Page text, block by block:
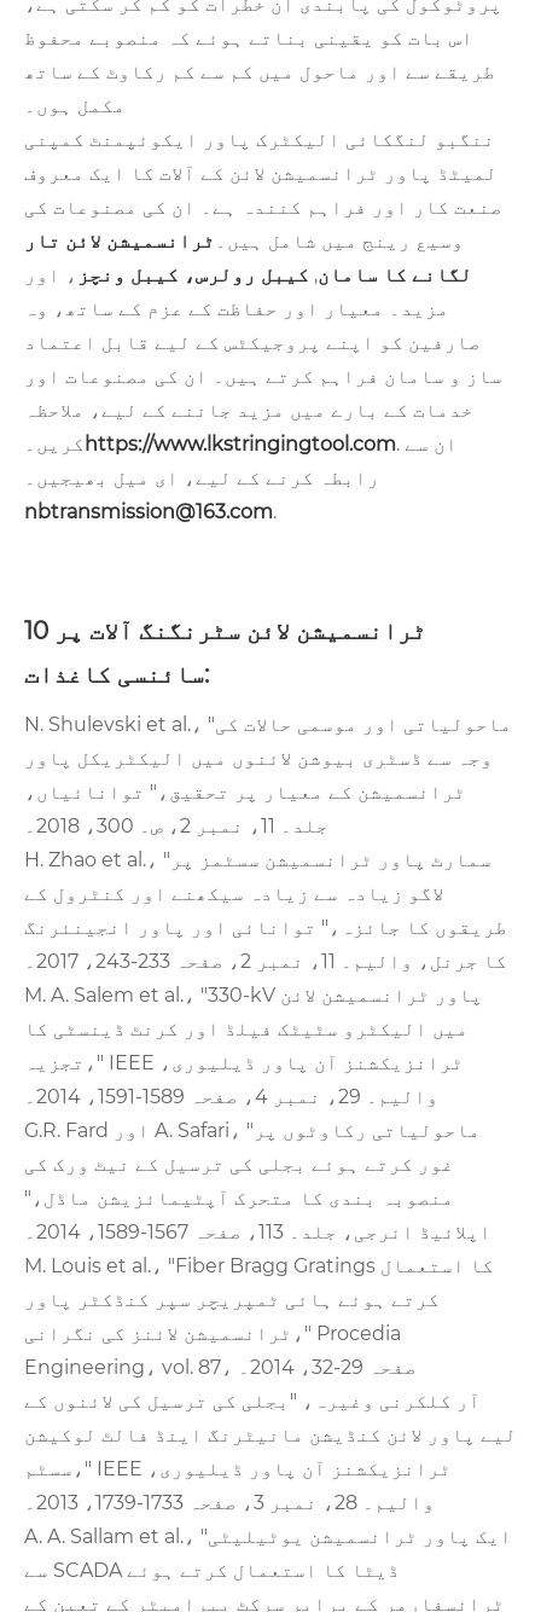
اس بات کو یقینی بناتے ہوئے کہ منصوبے محفوظ
طریقے سے اور ماحول میں کم سے کم رکاوٹ کے ساتھ
مکمل ہوں۔
ننگبو لنگکائی الیکٹرک پاور ایکوئپمنٹ کمپنی
لمیٹڈ پاور ٹرانسمیشن لائن کے آلات کا ایک معروف
صنعت کار اور فراہم کنندہ ہے۔ ان کی مصنوعات کی
وسیع رینج میں شامل ہیں۔ ٹرانسمیشن لائن تار
لگانے کا سامان, کیبل رولرس، کیبل ونچز ، اور
مزید۔ معیار اور حفاظت کے عزم کے ساتھ، وہ
صارفین کو اپنے پروجیکٹس کے لیے قابل اعتماد
ساز و سامان فراہم کرتے ہیں۔ ان کی مصنوعات اور
خدمات کے بارے میں مزید جاننے کے لیے، ملاحظہ
کریں۔ https://www.lkstringingtool.com. ان سے
رابطہ کرنے کے لیے، ای میل بھیجیں۔
nbtransmission@163.com.
ٹرانسمیشن لائن سٹرنگنگ آلات پر 10
سائنسی کاغذات:
N. Shulevski et al.، "ماحولیاتی اور موسمی حالات کی
وجہ سے ڈسٹری بیوشن لائنوں میں الیکٹریکل پاور
ٹرانسمیشن کے معیار پر تحقیق،" توانائیاں،
جلد۔ 11، نمبر 2، ص۔ 300، 2018۔
H. Zhao et al.، "سمارٹ پاور ٹرانسمیشن سسٹمز پر
لاگو زیادہ سے زیادہ سیکھنے اور کنٹرول کے
طریقوں کا جائزہ،" توانائی اور پاور انجینئرنگ
کا جرنل، والیم۔ 11، نمبر 2، صفحہ 233-243، 2017۔
M. A. Salem et al.، "330-kV پاور ٹرانسمیشن لائن
میں الیکٹرو سٹیٹک فیلڈ اور کرنٹ ڈینسٹی کا
تجزیہ،" IEEE ٹرانزیکشنز آن پاور ڈیلیوری،
والیم۔ 29، نمبر 4، صفحہ 1589-1591، 2014۔
G.R. Fard اور A. Safari، "ماحولیاتی رکاوٹوں پر
غور کرتے ہوئے بجلی کی ترسیل کے نیٹ ورک کی
منصوبہ بندی کا متحرک آپٹیمائزیشن ماڈل،"
اپلائیڈ انرجی، جلد۔ 113، صفحہ 1567-1589، 2014۔
M. Louis et al.، "Fiber Bragg Gratings کا استعمال
کرتے ہوئے ہائی ٹمپریچر سپر کنڈکٹر پاور
ٹرانسمیشن لائنز کی نگرانی،" Procedia
Engineering، vol. 87، صفحہ 29-32، 2014۔
آر کلکرنی وغیرہ، "بجلی کی ترسیل کی لائنوں کے
لیے پاور لائن کنڈیشن مانیٹرنگ اینڈ فالٹ لوکیشن
سسٹم،" IEEE ٹرانزیکشنز آن پاور ڈیلیوری،
والیم۔ 28، نمبر 3، صفحہ 1733-1739، 2013۔
A. A. Sallam et al.، "ایک پاور ٹرانسمیشن یوٹیلیٹی
سے SCADA ڈیٹا کا استعمال کرتے ہوئے
ٹرانسفارمر کے برابر سرکٹ پیرامیٹر کے تعین کے